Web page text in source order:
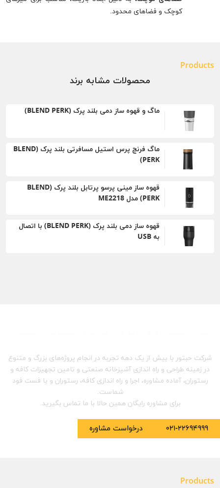
کوچک و فضاهای محدود.
Products
محصولات مشابه برند
ماگ و قهوه ساز دمی بلند پرک (BLEND PERK)
ماگ فرنچ پرس استيل مسافرتی بلند پرک (BLEND
PERK)
قهوه ساز مینی پرسو پرتابل بلند پرک (BLEND
PERK) مدل ME2218
قهوه ساز دمی بلند پرک (BLEND PERK) با اتصال
به USB
شرکت حبتور با بیش از یک دهه تجربه در انجام پروژه‌های بزرگ و متنوع
در زمینه طراحی و راه اندازی آشپزخانه صنعتی و تامین تجهیزات کافه و
رستوران، آماده مشاوره، اجرا و راه اندازی کافه، رستوران و یا فست فود
شماست.
برای مشاوره رایگان همین حالا با ما تماس بگیرید.
۰۲۱-۲۲۶۹۴۹۹۹ درخواست مشاوره
Products